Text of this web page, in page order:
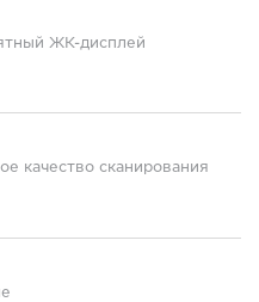
ЖК-дисплей
качество сканирования